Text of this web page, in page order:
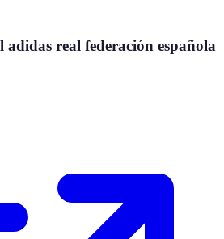
adidas real federación española